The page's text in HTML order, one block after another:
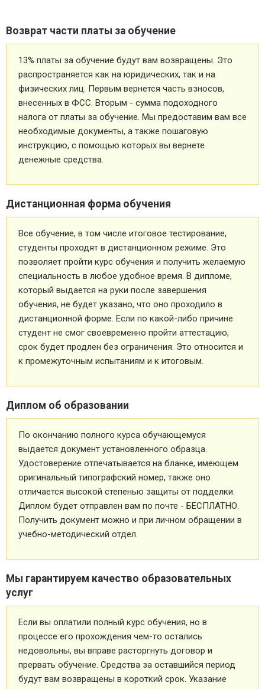
Возврат части платы за обучение
13% платы за обучение будут вам возвращены. Это
распространяется как на юридических, так и на
физических лиц. Первым вернется часть взносов,
внесенных в ФСС. Вторым - сумма подоходного
налога от платы за обучение. Мы предоставим вам все
необходимые документы, а также пошаговую
инструкцию, с помощью которых вы вернете
денежные средства.
Дистанционная форма обучения
Все обучение, в том числе итоговое тестирование,
студенты проходят в дистанционном режиме. Это
позволяет пройти курс обучения и получить желаемую
специальность в любое удобное время. В дипломе,
который выдается на руки после завершения
обучения, не будет указано, что оно проходило в
дистанционной форме. Если по какой-либо причине
студент не смог своевременно пройти аттестацию,
срок будет продлен без ограничения. Это относится и
к промежуточным испытаниям и к итоговым.
Диплом об образовании
По окончанию полного курса обучающемуся
выдается документ установленного образца.
Удостоверение отпечатывается на бланке, имеющем
оригинальный типографский номер, также оно
отличается высокой степенью защиты от подделки.
Диплом будет отправлен вам по почте - БЕСПЛАТНО.
Получить документ можно и при личном обращении в
учебно-методический отдел.
Мы гарантируем качество образовательных
услуг
Если вы оплатили полный курс обучения, но в
процессе его прохождения чем-то остались
недовольны, вы вправе расторгнуть договор и
прервать обучение. Средства за оставшийся период
будут вам возвращены в короткий срок. Указание